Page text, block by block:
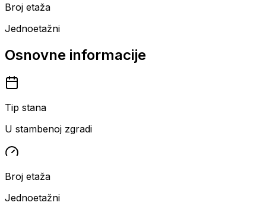
Broj etaža
Jednoetažni
Osnovne informacije
Tip stana
U stambenoj zgradi
Broj etaža
Jednoetažni